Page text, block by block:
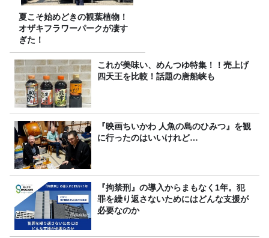
夏こそ始めどきの観葉植物！
オザキフラワーパークが凄す
ぎた！
これが美味い、めんつゆ特集！！売上げ
四天王を比較！話題の唐船峡も
『映画ちいかわ 人魚の島のひみつ』を観
に行ったのはいいけれど…
『拘禁刑』の導入からまもなく1年。犯
罪を繰り返さないためにはどんな支援が
必要なのか